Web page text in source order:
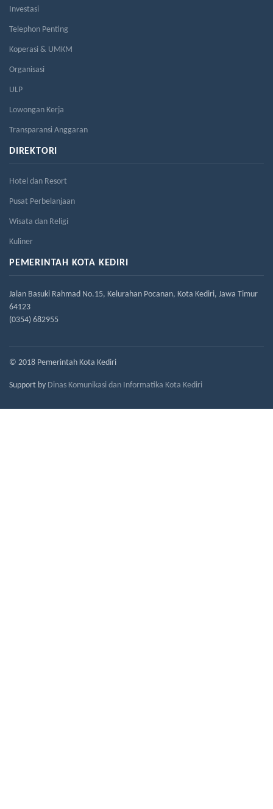
Investasi
Telephon Penting
Koperasi & UMKM
Organisasi
ULP
Lowongan Kerja
Transparansi Anggaran
DIREKTORI
Hotel dan Resort
Pusat Perbelanjaan
Wisata dan Religi
Kuliner
PEMERINTAH KOTA KEDIRI
Jalan Basuki Rahmad No.15, Kelurahan Pocanan, Kota Kediri, Jawa Timur
64123
(0354) 682955
© 2018 Pemerintah Kota Kediri
Support by Dinas Komunikasi dan Informatika Kota Kediri